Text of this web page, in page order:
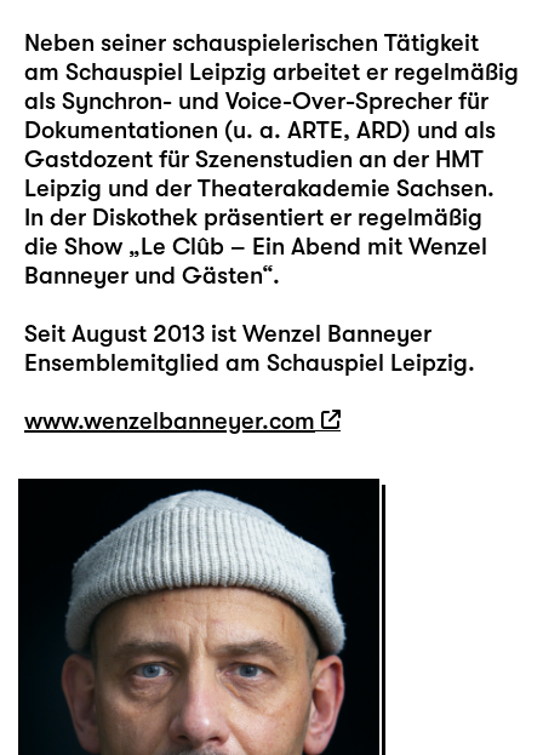
Neben seiner schauspielerischen Tätigkeit
am Schauspiel Leipzig arbeitet er regelmäßig
als Synchron- und Voice-Over-Sprecher für
Dokumentationen (u. a. ARTE, ARD) und als
Gastdozent für Szenenstudien an der HMT
Leipzig und der Theaterakademie Sachsen.
In der Diskothek präsentiert er regelmäßig
die Show „Le Clûb – Ein Abend mit Wenzel
Banneyer und Gästen“.
Seit August 2013 ist Wenzel Banneyer
Ensemblemitglied am Schauspiel Leipzig.
www.wenzelbanneyer.com